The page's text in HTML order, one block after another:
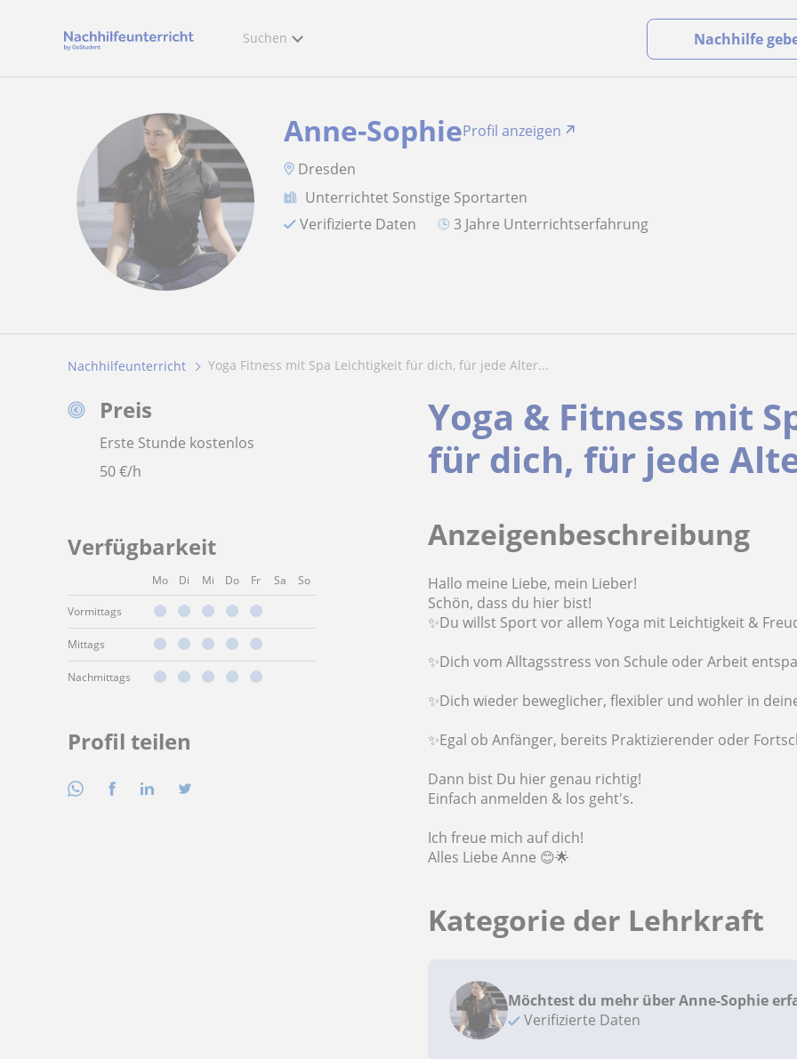
Suchen Nachhilfe
Anne-SophieProfil anzeigen
Dresden
Unterrichtet Sonstige Sportarten
Verifizierte Daten
3 Jahre Unterrichtserfahrung
Nachhilfeunterricht Yoga Fitness mit Spa Leichtigkeit für dich, für jede Alter...
Preis
Erste Stunde kostenlos
50€/h
Verfügbarkeit
Mo Di Mi Do Fr Sa So
Vormittags
Mittags
Nachmittags
Profil teilen
Yoga & Fitness mit
für dich, für jede
Anzeigenbeschreibung
Hallo meine Liebe, mein Lieber!
Schön, dass du hier bist!
✨Du willst Sport vor allem Yoga mit Leichtigkeit &
✨Dich vom Alltagsstress von Schule oder Arbeit
✨Dich wieder beweglicher, flexibler und wohler in
✨Egal ob Anfänger, bereits Praktizierender oder
Dann bist Du hier genau richtig!
Einfach anmelden & los geht's.
Ich freue mich auf dich!
Alles Liebe Anne 😊🌟
Kategorie der Lehrkraft
Möchtest du mehr über Anne-Sophie
Verifizierte Daten